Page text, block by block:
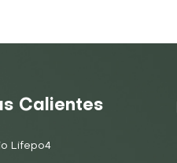
Calientes
Lifepo4